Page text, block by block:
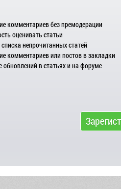
комментариев без премодерации
оценивать статьи
непрочитанных статей
комментариев или постов в закладки
обновлений в статьях и на форуме